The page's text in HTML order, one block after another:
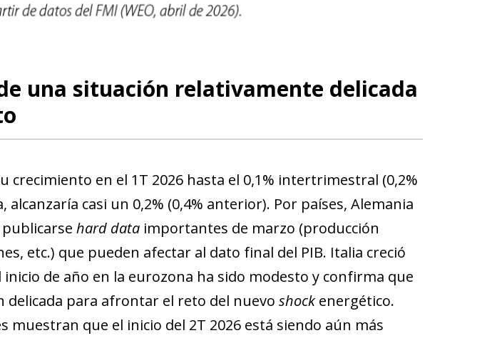
una situación relativamente delicada
crecimiento en el 1T 2026 hasta el 0,1% intertrimestral (0,2%
casi un 0,2% (0,4% anterior). Por países, Alemania
hard dataimportantes de marzo (producción
etc.) que pueden afectar al dato final del PIB. Italia creció
inicio de año en la eurozona ha sido modesto y confirma que
delicada para afrontar el reto del nuevo shockenergético.
muestran que el inicio del 2T 2026 está siendo aún más